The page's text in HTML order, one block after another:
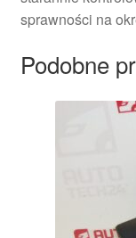
sprawności na
Podobne